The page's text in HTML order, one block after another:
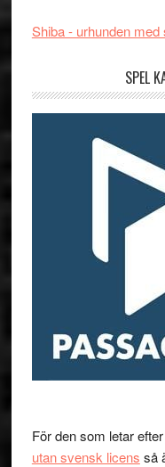
Shiba - urhunden med
SPEL
För den som letar
utan svensk licens så